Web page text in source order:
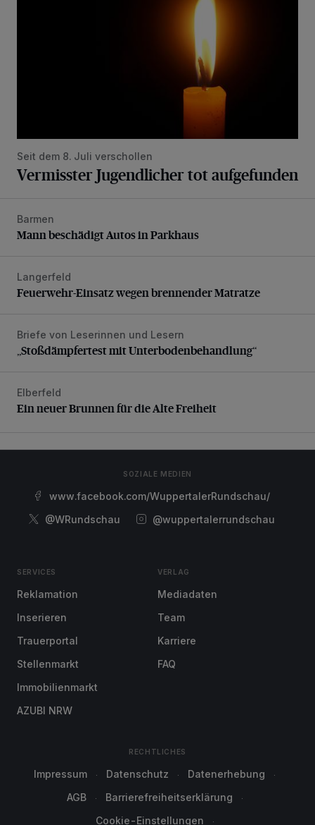
Seit dem 8. Juli verschollen
Vermisster Jugendlicher tot aufgefunden
Mann beschädigt Autos in Parkhaus
Barmen
Mann beschädigt Autos in Parkhaus
Feuerwehr-Einsatz wegen brennender Matratze
Langerfeld
Feuerwehr-Einsatz wegen brennender Matratze
„Stoßdämpfertest mit Unterbodenbehandlung“
Briefe von Leserinnen und Lesern
„Stoßdämpfertest mit Unterbodenbehandlung“
Ein neuer Brunnen für die Alte Freiheit
Elberfeld
Ein neuer Brunnen für die Alte Freiheit
SOZIALE MEDIEN
www.facebook.com/WuppertalerRundschau/
@WRundschau
@wuppertalerrundschau
SERVICES
Reklamation
Inserieren
Trauerportal
Stellenmarkt
Immobilienmarkt
AZUBI NRW
VERLAG
Mediadaten
Team
Karriere
FAQ
RECHTLICHES
Impressum Datenschutz
Datenerhebung
AGB
Barrierefreiheitserklärung
Cookie-Einstellungen